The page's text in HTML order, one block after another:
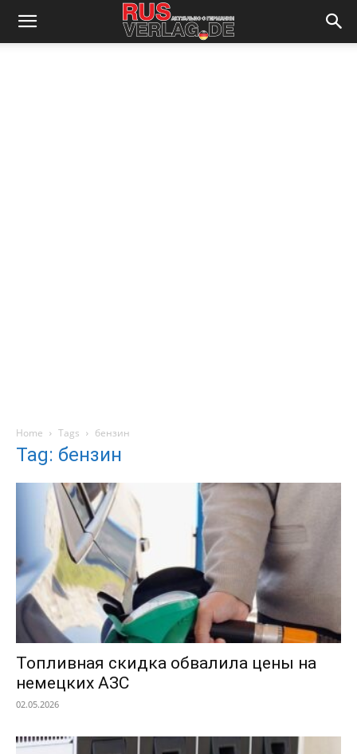
Home Tags бензин
Tag: бензин
Топливная скидка обвалила цены на
немецких АЗС
02.05.2026